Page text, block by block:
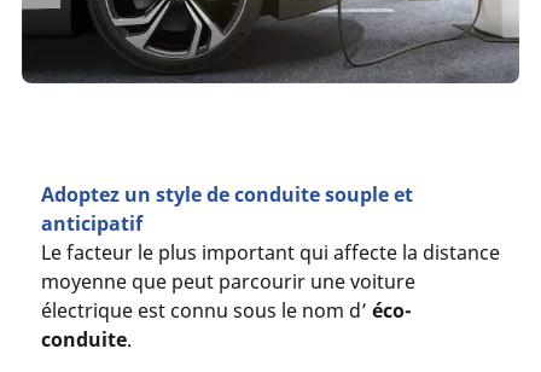
Adoptez un style de conduite souple et
anticipatif
Le facteur le plus important qui affecte la distance
moyenne que peut parcourir une voiture
électrique est connu sous le nom d’ éco-
conduite.